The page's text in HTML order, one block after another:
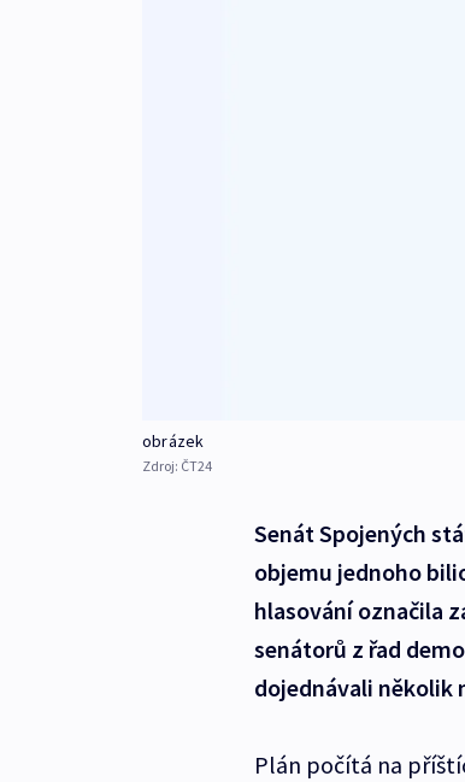
obrázek
Zdroj: ČT24
Senát Spojených
objemu jednoho
hlasování označila
senátorů z řad
dojednávali několik
Plán počítá na